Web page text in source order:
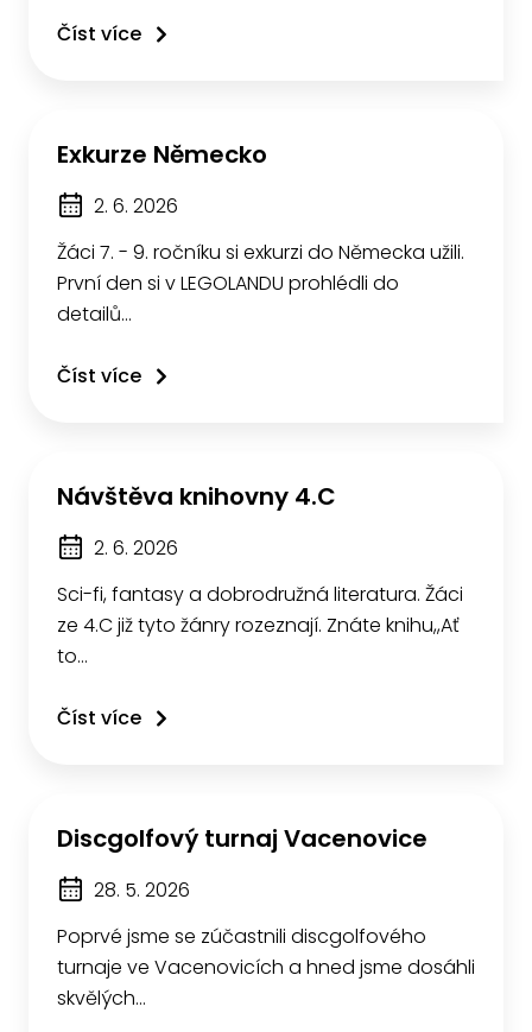
Číst více
Exkurze Německo
2. 6. 2026
Žáci 7. - 9. ročníku si exkurzi do Německa užili.
První den si v LEGOLANDU prohlédli do
detailů…
Číst více
Návštěva knihovny 4.C
2. 6. 2026
Sci-fi, fantasy a dobrodružná literatura. Žáci
ze 4.C již tyto žánry rozeznají. Znáte knihu,,Ať
to…
Číst více
Discgolfový turnaj Vacenovice
28. 5. 2026
Poprvé jsme se zúčastnili discgolfového
turnaje ve Vacenovicích a hned jsme dosáhli
skvělých…